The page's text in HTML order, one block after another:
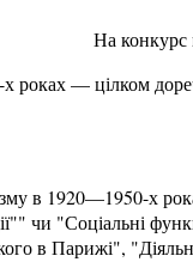
На конкурс
роках — цілком
в 1920—1950-х
чи "Соціальні
в Парижі",